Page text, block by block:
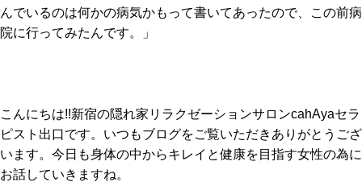
んでいるのは何かの病気かもって書いてあったので、この前病
院に行ってみたんです。」
こんにちは!!新宿の隠れ家リラクゼーションサロンcahAyaセラ
ピスト出口です。いつもブログをご覧いただきありがとうござ
います。今日も身体の中からキレイと健康を目指す女性の為に
お話していきますね。